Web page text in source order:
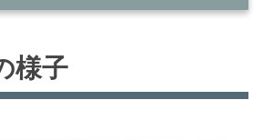
りで様子を見守ります
様子